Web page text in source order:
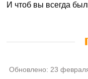
И чтоб вы всегда
Обновлено: 23